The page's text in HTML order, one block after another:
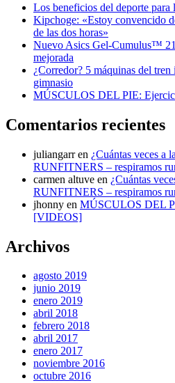
Los beneficios del deporte para
Kipchoge: «Estoy convencido
de las dos horas»
Nuevo Asics Gel-Cumulus™
mejorada
¿Corredor? 5 máquinas del
gimnasio
MÚSCULOS DEL PIE:
Comentarios recientes
juliangarren ¿Cuántas veces a
RUNFITNERS – respiramos
carmen altuve en ¿Cuántas
RUNFITNERS – respiramos
jhonny en MÚSCULOS DEL
[VIDEOS]
Archivos
agosto 2019
junio 2019
enero 2019
abril 2018
febrero 2018
abril 2017
enero 2017
noviembre 2016
octubre 2016